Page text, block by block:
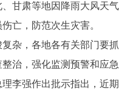
肃等地因降雨大风天气
亡，防范次生灾害。
，各地各有关部门要抓
治，强化监测预警和应
强作出批示指出，近期